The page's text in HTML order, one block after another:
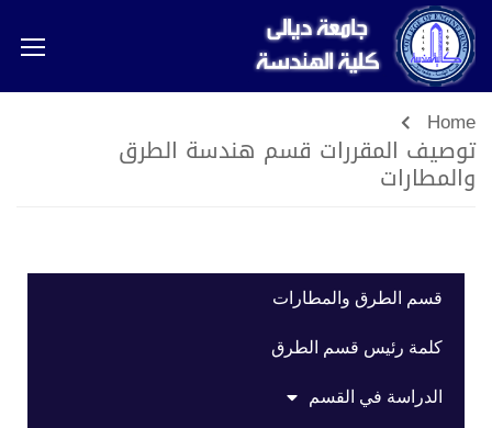
Home
توصيف المقررات قسم هندسة الطرق
والمطارات
قسم الطرق والمطارات
كلمة رئيس قسم الطرق
الدراسة في القسم